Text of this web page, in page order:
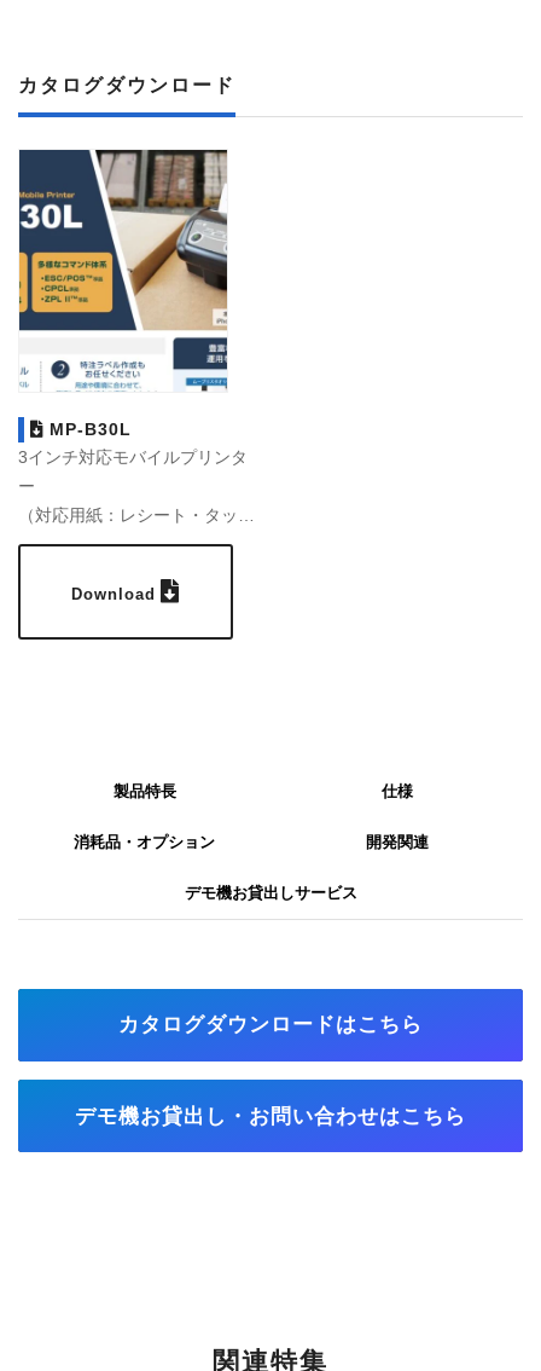
カタログダウンロード
MP-B30L
3インチ対応モバイルプリンタ
ー
（対応用紙：レシート・タック
ラベル）
Download
製品特長 仕様
消耗品・オプション 開発関連
デモ機お貸出しサービス
カタログダウンロードはこちら
デモ機お貸出し・お問い合わせはこちら
関連特集